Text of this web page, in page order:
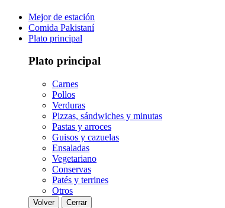
Mejor de estación
Comida Pakistaní
Plato principal
Plato principal
Carnes
Pollos
Verduras
Pizzas, sándwiches y minutas
Pastas y arroces
Guisos y cazuelas
Ensaladas
Vegetariano
Conservas
Patés y terrines
Otros
Volver Cerrar